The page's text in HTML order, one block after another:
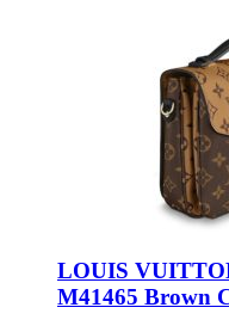
LOUIS
M41465 Brown